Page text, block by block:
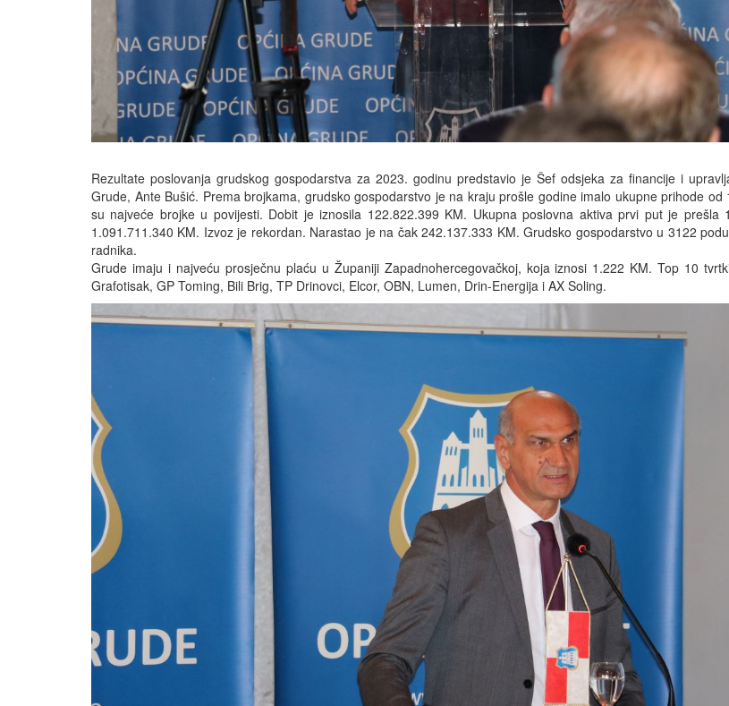
Rezultate poslovanja grudskog gospodarstva za 2023. godinu predstavio je Šef odsjeka za financije i
Grude, Ante Bušić. Prema brojkama, grudsko gospodarstvo je na kraju prošle godine imalo ukupne prihode od
su najveće brojke u povijesti. Dobit je iznosila 122.822.399 KM. Ukupna poslovna aktiva prvi put je prešla
1.091.711.340 KM. Izvoz je rekordan. Narastao je na čak 242.137.333 KM. Grudsko gospodarstvo u 3122
radnika.
Grude imaju i najveću prosječnu plaću u Županiji Zapadnohercegovačkoj, koja iznosi 1.222 KM. Top 10
Grafotisak, GP Toming, Bili Brig, TP Drinovci, Elcor, OBN, Lumen, Drin-Energija i AX Soling.